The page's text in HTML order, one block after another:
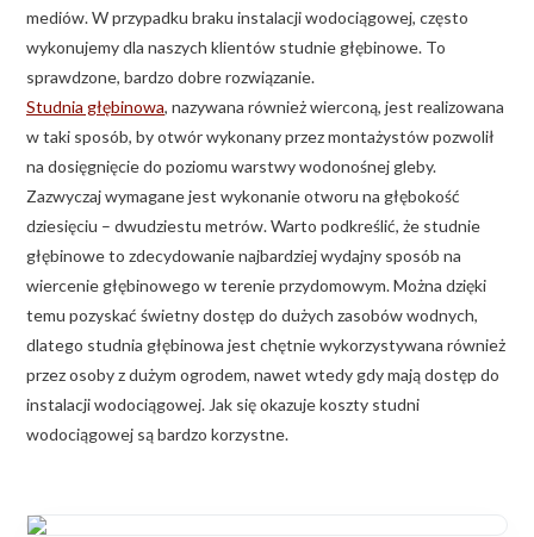
mediów. W przypadku braku instalacji wodociągowej, często
wykonujemy dla naszych klientów studnie głębinowe. To
sprawdzone, bardzo dobre rozwiązanie.
Studnia głębinowa, nazywana również wierconą, jest realizowana
w taki sposób, by otwór wykonany przez montażystów pozwolił
na dosięgnięcie do poziomu warstwy wodonośnej gleby.
Zazwyczaj wymagane jest wykonanie otworu na głębokość
dziesięciu – dwudziestu metrów. Warto podkreślić, że studnie
głębinowe to zdecydowanie najbardziej wydajny sposób na
wiercenie głębinowego w terenie przydomowym. Można dzięki
temu pozyskać świetny dostęp do dużych zasobów wodnych,
dlatego studnia głębinowa jest chętnie wykorzystywana również
przez osoby z dużym ogrodem, nawet wtedy gdy mają dostęp do
instalacji wodociągowej. Jak się okazuje koszty studni
wodociągowej są bardzo korzystne.